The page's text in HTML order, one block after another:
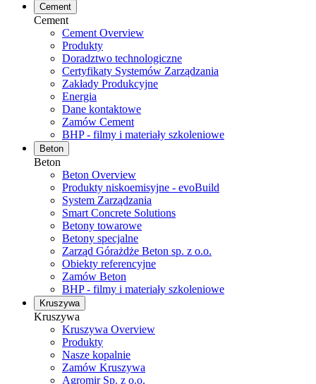
Cement
Cement
Cement Overview
Produkty
Doradztwo technologiczne
Certyfikaty Systemów Zarządzania
Zakłady Produkcyjne
Energia
Dane kontaktowe
Zamów Cement
BHP - filmy i materiały szkoleniowe
Beton
Beton
Beton Overview
Produkty niskoemisyjne - evoBuild
System Zarządzania
Smart Concrete Solutions
Betony towarowe
Betony specjalne
Zarząd Górażdże Beton sp. z o.o.
Obiekty referencyjne
Zamów Beton
BHP - filmy i materiały szkoleniowe
Kruszywa
Kruszywa
Kruszywa Overview
Produkty
Nasze kopalnie
Zamów Kruszywa
Agromir Sp. z o.o.